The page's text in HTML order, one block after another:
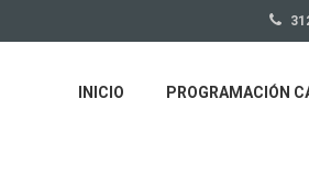
INICIO PROGRAMACIÓN